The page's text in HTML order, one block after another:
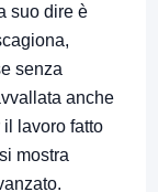
suo dire è
senza
anche
lavoro fatto
mostra